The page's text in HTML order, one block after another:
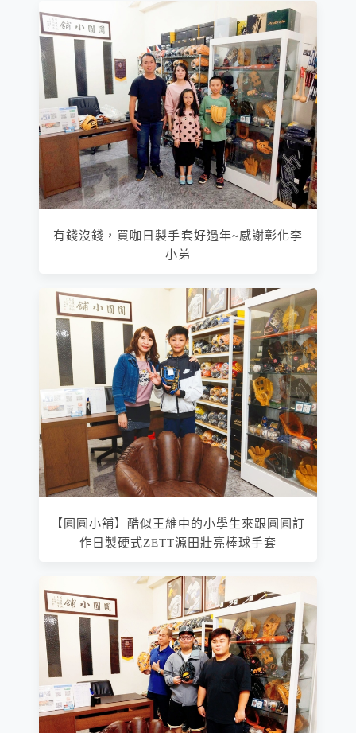
有錢沒錢，買咖日製手套好過年~感謝彰化李
小弟
【圓圓小舖】酷似王維中的小學生來跟圓圓訂
作日製硬式ZETT源田壯亮棒球手套